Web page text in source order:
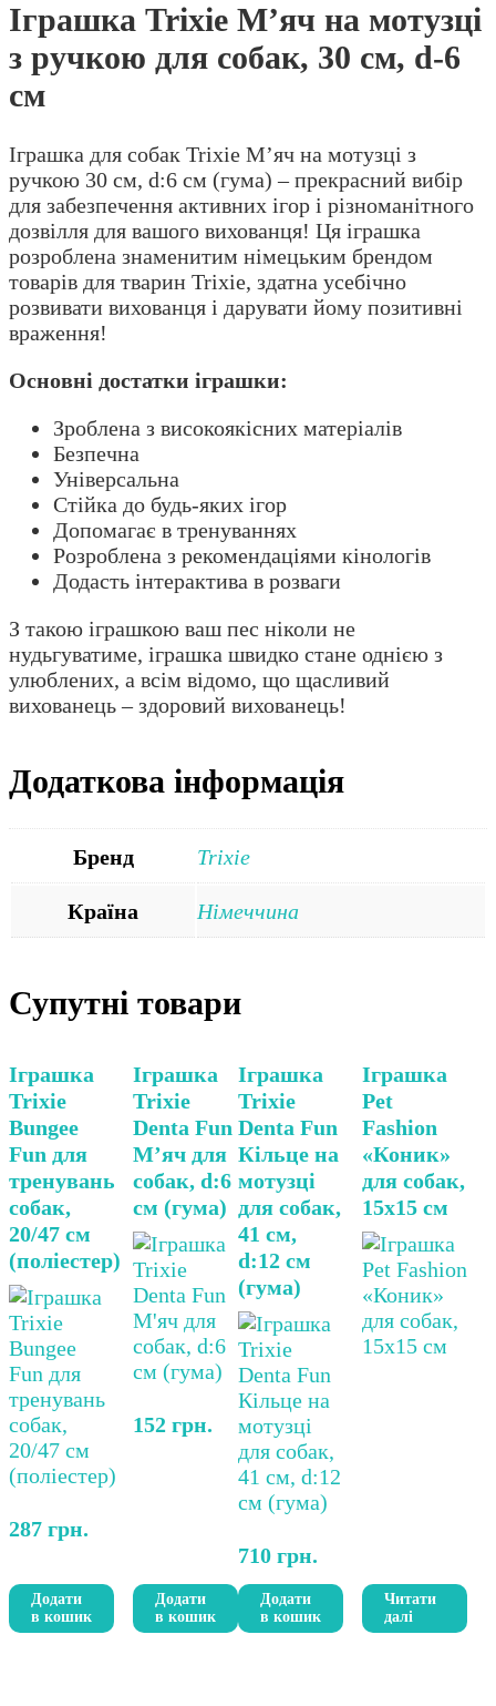
Іграшка Trixie М’яч на мотузці
з ручкою для собак, 30 см, d-6
см
Іграшка для собак Trixie М’яч на мотузці з
ручкою 30 см, d:6 см (гума) – прекрасний вибір
для забезпечення активних ігор і різноманітного
дозвілля для вашого вихованця! Ця іграшка
розроблена знаменитим німецьким брендом
товарів для тварин Trixie, здатна усебічно
розвивати вихованця і дарувати йому позитивні
враження!
Основні достатки іграшки:
Зроблена з високоякісних матеріалів
Безпечна
Універсальна
Стійка до будь-яких ігор
Допомагає в тренуваннях
Розроблена з рекомендаціями кінологів
Додасть інтерактива в розваги
З такою іграшкою ваш пес ніколи не
нудьгуватиме, іграшка швидко стане однією з
улюблених, а всім відомо, що щасливий
вихованець – здоровий вихованець!
Додаткова інформація
Бренд Trixie
Країна Німеччина
Супутні товари
Іграшка
Trixie
Bungee
Fun для
тренувань
собак,
20/47 см
(поліестер)
287 грн.
Додати
в кошик
Іграшка
Trixie
Denta Fun
М’яч для
собак, d:6
см (гума)
152 грн.
Додати
в кошик
Іграшка
Trixie
Denta Fun
Кільце на
мотузці
для собак,
41 см,
d:12 см
(гума)
710 грн.
Додати
в кошик
Іграшка
Pet
Fashion
«Коник»
для собак,
15х15 см
Читати
далі